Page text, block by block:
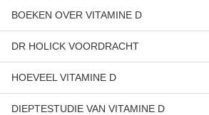
BOEKEN OVER VITAMINE D
NIEUW LICHT OP VITAMINE D
GEZONDHEID VAN DE ZON
SUPER HORMOON VITAMINE D
DR HOLICK VOORDRACHT
PREVENTIE CHRONISCHE ZIEKTES
HOEVEEL VITAMINE D
TE WEINIG VITAMINE D
DIEPTESTUDIE VAN VITAMINE D